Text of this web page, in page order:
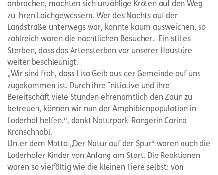
anbrachen, machten sich unzählige Kröten auf den Weg
zu ihren Laichgewässern. Wer des Nachts auf der
Landstraße unterwegs war, konnte kaum ausweichen, so
zahlreich waren die nächtlichen Besucher. Ein stilles
Sterben, dass das Artensterben vor unserer Haustüre
weiter beschleunigt.
„Wir sind froh, dass Lisa Geib aus der Gemeinde auf uns
zugekommen ist. Durch ihre Initiative und ihre
Bereitschaft viele Stunden ehrenamtlich den Zaun zu
betreuen, können wir nun der Amphibienpopulation in
Loderhof helfen.“, dankt Naturpark-Rangerin Carina
Kronschnabl.
Unter dem Motto „Der Natur auf der Spur“ waren auch die
Loderhofer Kinder von Anfang am Start. Die Reaktionen
waren so vielfältig wie die kleinen Tiere selbst: von